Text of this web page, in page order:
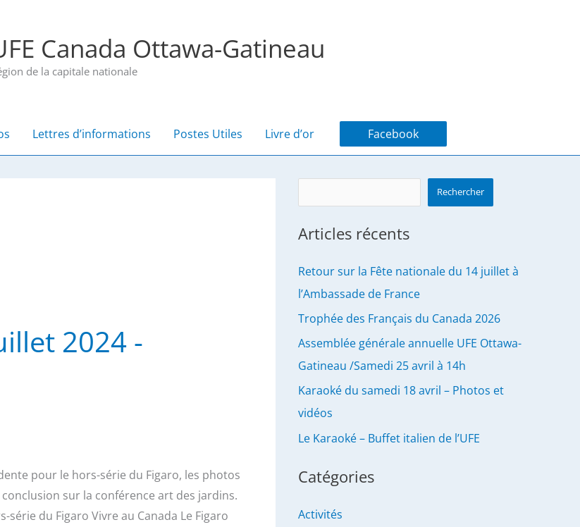
Canada Ottawa-Gatineau
de la capitale nationale
Lettres d’informations Postes Utiles Livre d’or Facebook
2024 -
pour le hors-série du Figaro, les photos
sur la conférence art des jardins.
série du Figaro Vivre au Canada Le Figaro
Rechercher
Articles récents
Retour sur la Fête nationale du 14 juillet à
l’Ambassade de France
Trophée des Français du Canada 2026
Assemblée générale annuelle UFE Ottawa-
Gatineau /Samedi 25 avril à 14h
Karaoké du samedi 18 avril – Photos et
vidéos
Le Karaoké – Buffet italien de l’UFE
Catégories
Activités